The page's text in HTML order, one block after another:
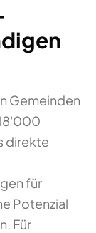
Gemeinden
direkte
für
Potenzial
Für